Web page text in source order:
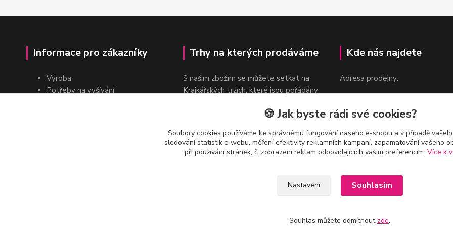
Informace pro zákazníky
Výroba
Potřeby na vyšívání
Trhy na kterých prodáváme
S našim zbožím se můžete setkat na
Krajkářských trzích, které jsou pořádány
Kde nás najdete
Adresa prodejny:
v blízkosti stanice Metra B -
Českomoravská
🍪 Jak byste rádi své cookies?
Soubory cookies používáme ke správnému fungování našeho e-shopu a v případě
sledování statistik o webu, měření efektivity reklamních kampaní, zapamatování vašeho
při používání stránek, či zobrazení reklam odpovídajících vašim preferencím. Více k
Nastavení Souhlasím
Souhlas můžete odmítnout zde.